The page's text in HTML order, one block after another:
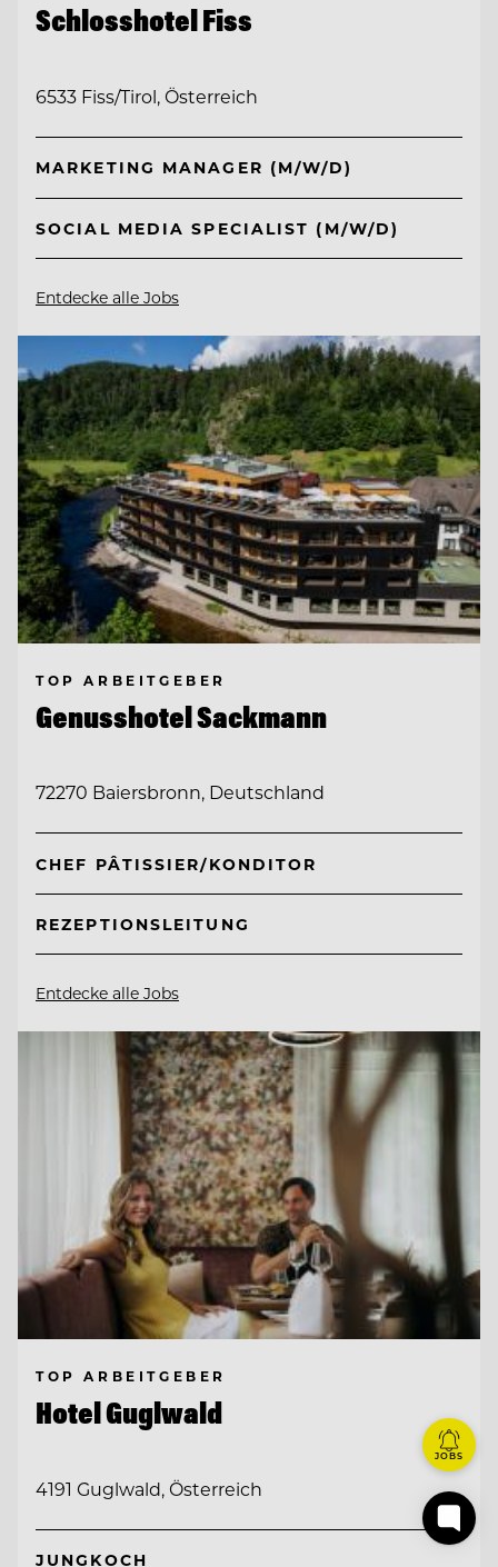
Schlosshotel Fiss
6533 Fiss/Tirol, Österreich
MARKETING MANAGER (M/W/D)
SOCIAL MEDIA SPECIALIST (M/W/D)
Entdecke alle Jobs
TOP ARBEITGEBER
Genusshotel Sackmann
72270 Baiersbronn, Deutschland
CHEF PÂTISSIER/KONDITOR
REZEPTIONSLEITUNG
Entdecke alle Jobs
TOP ARBEITGEBER
Hotel Guglwald
4191 Guglwald, Österreich
JUNGKOCH
JOBS